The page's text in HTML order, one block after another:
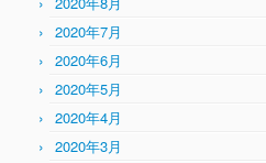
2020年7月
2020年6月
2020年5月
2020年4月
2020年3月